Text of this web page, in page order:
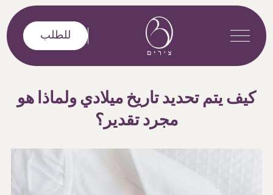
تخطى إلى المحتوى
للطلب
كيف يتم تحديد تاريخ ميلادي ولماذا هو
مجرد تقدير؟